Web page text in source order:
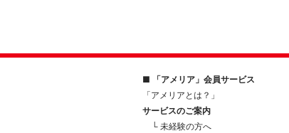
■ 「アメリア」会員サービス
「アメリアとは？」
サービスのご案内
└ 未経験の方へ